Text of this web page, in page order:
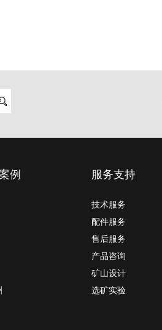
例 服务支持
技术服务
配件服务
售后服务
产品咨询
矿山设计
选矿实验